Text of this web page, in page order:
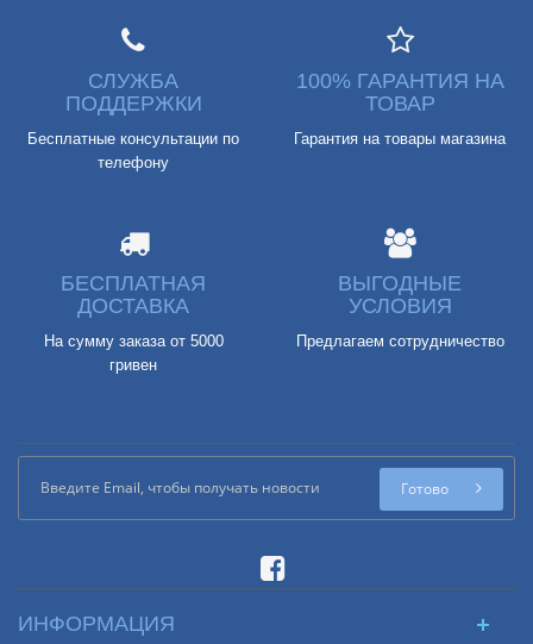
СЛУЖБА
ПОДДЕРЖКИ
Бесплатные консультации по
телефону
100% ГАРАНТИЯ НА
ТОВАР
Гарантия на товары магазина
БЕСПЛАТНАЯ
ДОСТАВКА
На сумму заказа от 5000
гривен
ВЫГОДНЫЕ
УСЛОВИЯ
Предлагаем сотрудничество
Готово
ИНФОРМАЦИЯ